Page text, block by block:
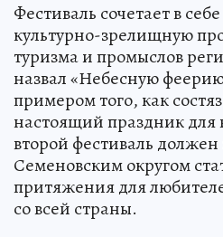
Фестиваль сочетает в
культурно-зрелищную
туризма и промыслов
назвал «Небесную
примером того, как
настоящий праздник для
второй фестиваль должен
Семеновским округом
притяжения для
со всей страны.